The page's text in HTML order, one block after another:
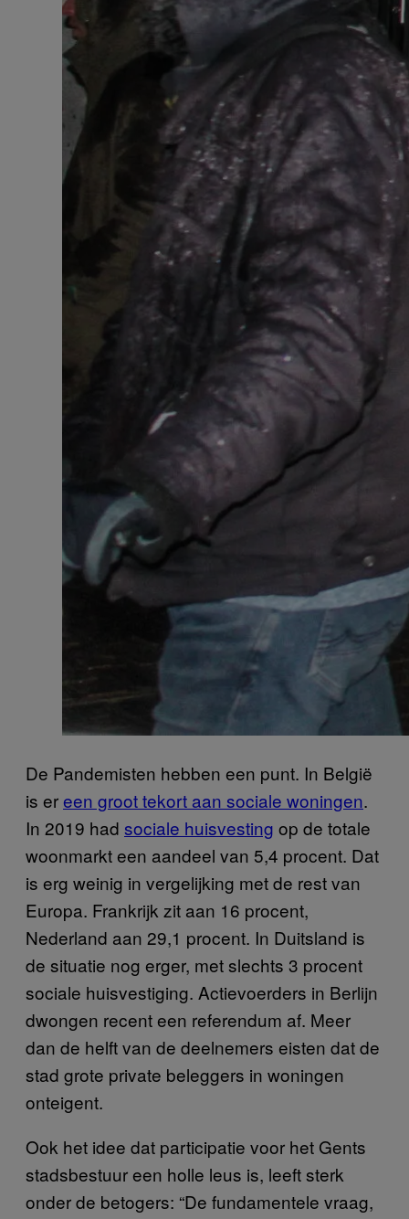
De Pandemisten hebben een punt. In België
is ereen groot tekort aan sociale woningen.
In 2019 had sociale huisvesting op de totale
woonmarkt een aandeel van 5,4 procent. Dat
is erg weinig in vergelijking met de rest van
Europa. Frankrijk zit aan 16 procent,
Nederland aan 29,1 procent. In Duitsland is
de situatie nog erger, met slechts 3 procent
sociale huisvestiging. Actievoerders in Berlijn
dwongen recent een referendum af. Meer
dan de helft van de deelnemers eisten dat de
stad grote private beleggers in woningen
onteigent.
Ook het idee dat participatie voor het Gents
stadsbestuur een holle leus is, leeft sterk
onder de betogers: “De fundamentele vraag,